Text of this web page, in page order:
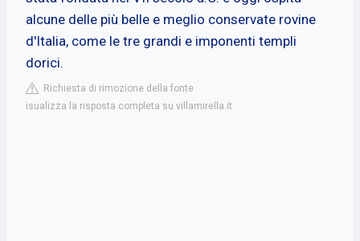
alcune delle più belle e meglio conservate rovine
d'Italia, come le tre grandi e imponenti templi
dorici.
Richiesta di rimozione della fonte
isualizza la risposta completa su villamirella.it